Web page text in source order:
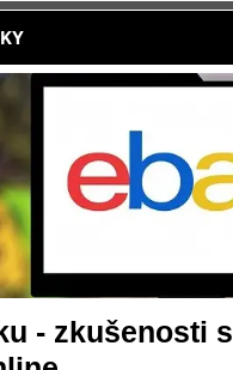
- zkušenosti s